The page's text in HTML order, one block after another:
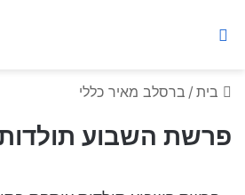
בית / ברסלב מאיר כללי
פרשת השבוע